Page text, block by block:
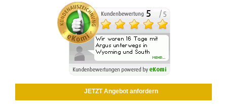
JETZT Angebot anfordern